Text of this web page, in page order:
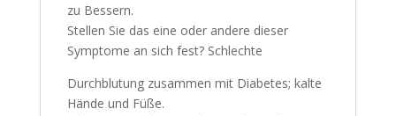
zu Bessern.
Stellen Sie das eine oder andere dieser
Symptome an sich fest? Schlechte
Durchblutung zusammen mit Diabetes; kalte
Hände und Füße.